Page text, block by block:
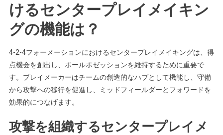
けるセンタープレイメイキン
グの機能は？
4-2-4フォーメーションにおけるセンタープレイメイキングは、得
点機会を創出し、ボールポゼッションを維持するために重要で
す。プレイメーカーはチームの創造的なハブとして機能し、守備
から攻撃への移行を促進し、ミッドフィールダーとフォワードを
効果的につなげます。
攻撃を組織するセンタープレイメ